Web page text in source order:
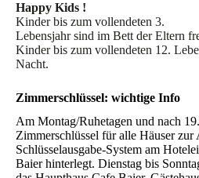
Happy Kids !
Kinderbis zum vollendeten 3.
Lebensjahrsind im Bett derEltern
Kinder bis zum vollendeten 12.
Nacht.
Zimmerschlüssel: wichtige Info
Am Montag/Ruhetagen und nach
Zimmerschlüssel für alle Häuser
Schlüsselausgabe-System am
Baier hinterlegt. Dienstag bis